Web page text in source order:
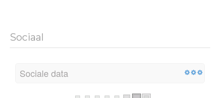
Sociaal
Sociale data